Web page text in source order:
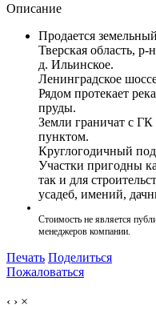
Описание
Продается
Тверская область,
д. Ильинское.
Ленинградское
Рядом протекает
пруды.
Земли граничат с
пунктом.
Круглогодичный
Участки пригодны
так и для
усадеб, имений,
Стоимость не является
менеджеров компании.
Печать Поделиться
Пожаловаться
‹ › ×